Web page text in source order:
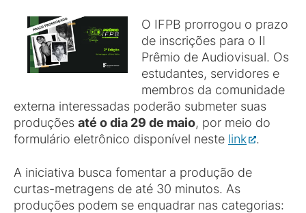
O IFPB prorrogou o prazo
de inscrições para o II
Prêmio de Audiovisual. Os
estudantes, servidores e
membros da comunidade
externa interessadas poderão submeter suas
produções até o dia 29 de maio, por meio do
formulário eletrônico disponível neste link .
A iniciativa busca fomentar a produção de
curtas-metragens de até 30 minutos. As
produções podem se enquadrar nas categorias: